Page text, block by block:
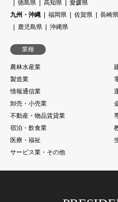
徳島県
高知県
愛媛県
九州・沖縄
福岡県 佐賀県 長崎県
鹿児島県
沖縄県
業種
農林水産業
製造業
情報通信業
卸売・小売業
不動産・物品賃貸業
宿泊・飲食業
医療・福祉
サービス業・その他